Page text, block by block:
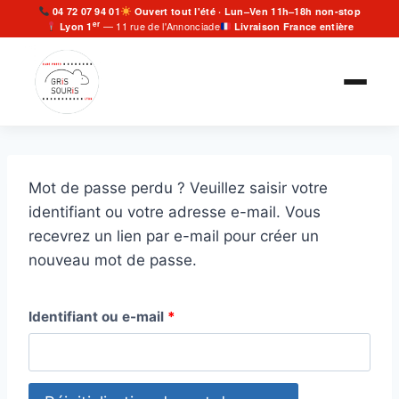
04 72 07 94 01
Ouvert tout l'été · Lun–Ven 11h–18h non-stop
Lyon 1er — 11 rue de l'Annonciade Livraison France entière
au
contenu
Mot de passe perdu ? Veuillez saisir votre
identifiant ou votre adresse e-mail. Vous
recevrez un lien par e-mail pour créer un
nouveau mot de passe.
Identifiant ou e-mail *
l